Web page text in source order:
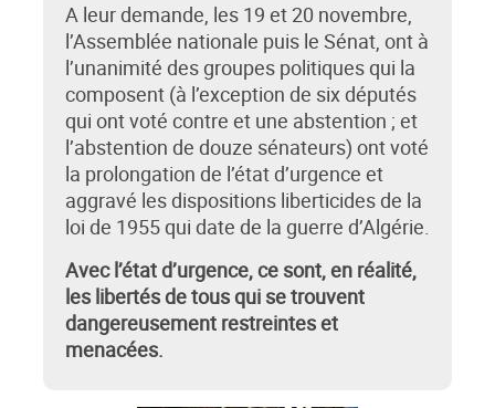
A leur demande, les 19 et 20 novembre,
l’Assemblée nationale puis le Sénat, ont à
l’unanimité des groupes politiques qui la
composent (à l’exception de six députés
qui ont voté contre et une abstention ; et
l’abstention de douze sénateurs) ont voté
la prolongation de l’état d’urgence et
aggravé les dispositions liberticides de la
loi de 1955 qui date de la guerre d’Algérie.
Avec l’état d’urgence, ce sont, en réalité,
les libertés de tous qui se trouvent
dangereusement restreintes et
menacées.